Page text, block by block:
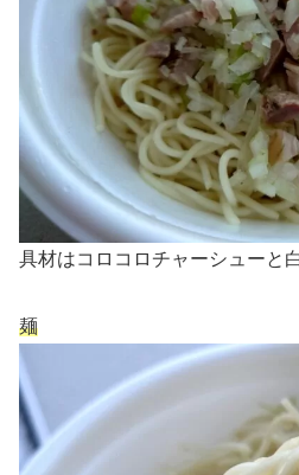
具材はコロコロチャーシューと
麺